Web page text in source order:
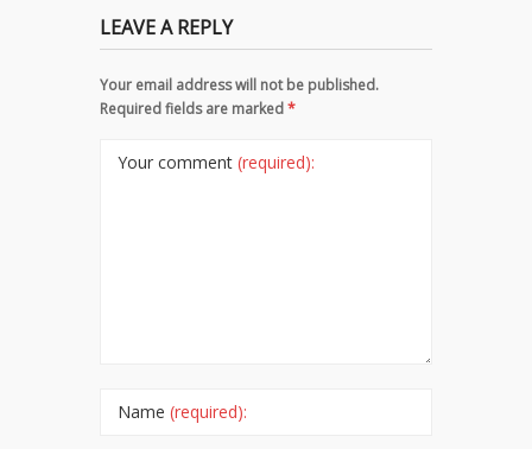
LEAVE A REPLY
Your email address will not be published.
Required fields are marked*
Your comment (required):
Name (required):